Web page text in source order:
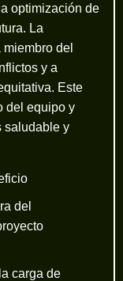
optimización de
La
del
y a
Este
del equipo y
saludable y
del
carga de